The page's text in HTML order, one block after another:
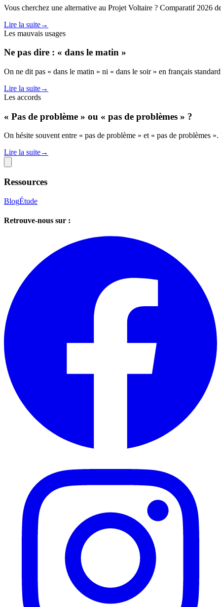
Vous cherchez une alternative au Projet Voltaire ? Comparatif 2026
Lire la suite→
Les mauvais usages
Ne pas dire : « dans le matin »
On ne dit pas « dans le matin » ni « dans le soir » en français
Lire la suite→
Les accords
« Pas de problème » ou « pas de problèmes » ?
On hésite souvent entre « pas de problème » et « pas de problèmes
Lire la suite→
Ressources
BlogÉtude
Retrouve-nous sur :